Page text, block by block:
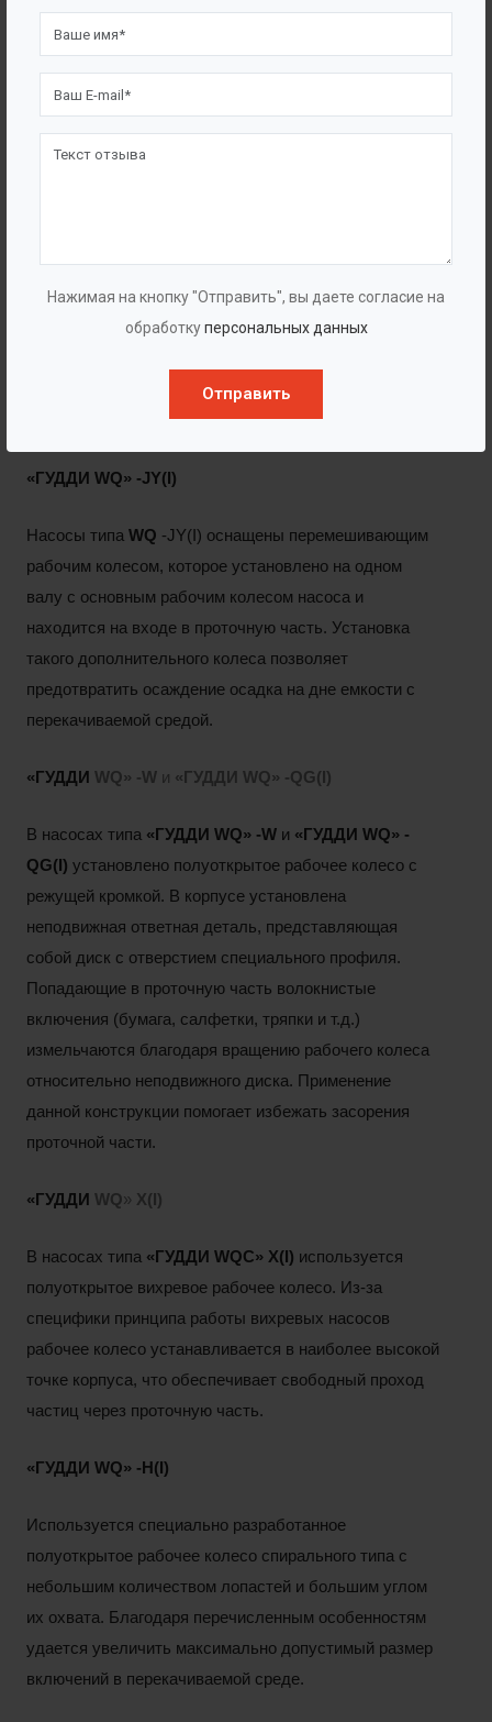
Нажимая на кнопку "Отправить", вы даете согласие на
обработкуперсональных данных
Отправить
дренажной системой:
Колено с фланцем.
«ГУДДИ WQ» -JY(I)
Насосы типа WQ -JY(I) оснащены перемешивающим
рабочим колесом, которое установлено на одном
валу с основным рабочим колесом насоса и
находится на входе в проточную часть. Установка
такого дополнительного колеса позволяет
предотвратить осаждение осадка на дне емкости с
перекачиваемой средой.
«ГУДДИ WQ» -W и «ГУДДИ WQ» -QG(I)
В насосах типа «ГУДДИ WQ» -W и «ГУДДИ WQ» -
QG(I) установлено полуоткрытое рабочее колесо с
режущей кромкой. В корпусе установлена
неподвижная ответная деталь, представляющая
собой диск с отверстием специального профиля.
Попадающие в проточную часть волокнистые
включения (бумага, салфетки, тряпки и т.д.)
измельчаются благодаря вращению рабочего колеса
относительно неподвижного диска. Применение
данной конструкции помогает избежать засорения
проточной части.
«ГУДДИ WQ» X(I)
В насосах типа «ГУДДИ WQC» X(I) используется
полуоткрытое вихревое рабочее колесо. Из-за
специфики принципа работы вихревых насосов
рабочее колесо устанавливается в наиболее высокой
точке корпуса, что обеспечивает свободный проход
частиц через проточную часть.
«ГУДДИ WQ» -H(I)
Используется специально разработанное
полуоткрытое рабочее колесо спирального типа с
небольшим количеством лопастей и большим углом
их охвата. Благодаря перечисленным особенностям
удается увеличить максимально допустимый размер
включений в перекачиваемой среде.